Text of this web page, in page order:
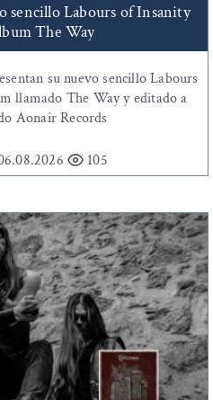
sencillo Labours of Insanity
The Way
su nuevo sencillo Labours
llamado The Way y editado a
Aonair Records
105